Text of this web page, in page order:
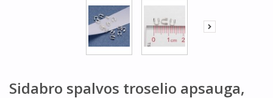
Sidabro spalvos troselio apsauga,